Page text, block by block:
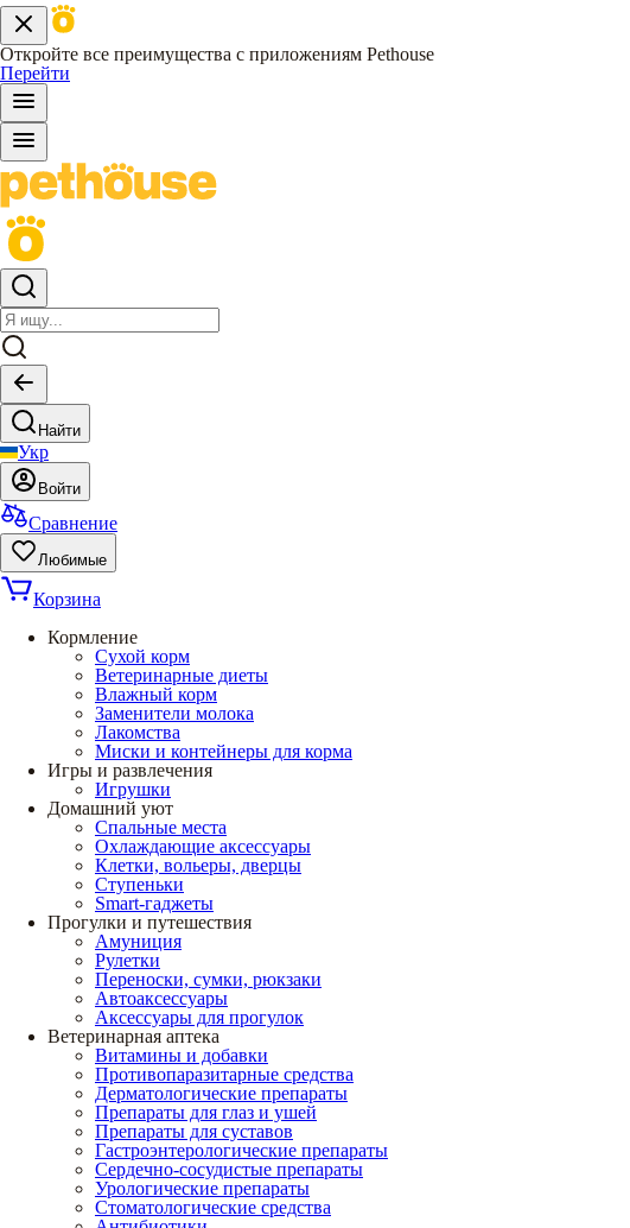
Откройте все преимущества с приложениям Pethouse
Перейти
Найти
Укр
Войти
Сравнение
Любимые
Корзина
Кормление
Сухой корм
Ветеринарные диеты
Влажный корм
Заменители молока
Лакомства
Миски и контейнеры для корма
Игры и развлечения
Игрушки
Домашний уют
Спальные места
Охлаждающие аксессуары
Клетки, вольеры, дверцы
Ступеньки
Smart-гаджеты
Прогулки и путешествия
Амуниция
Рулетки
Переноски, сумки, рюкзаки
Автоаксессуары
Аксессуары для прогулок
Ветеринарная аптека
Витамины и добавки
Противопаразитарные средства
Дерматологические препараты
Препараты для глаз и ушей
Препараты для суставов
Гастроэнтерологические препараты
Сердечно-сосудистые препараты
Урологические препараты
Стоматологические средства